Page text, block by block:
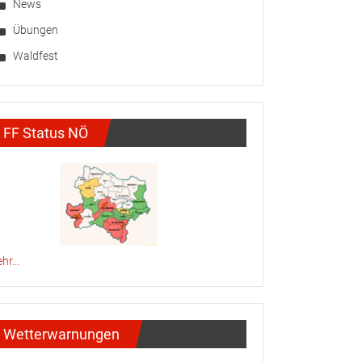
News
Übungen
Waldfest
FF Status NÖ
Wetterwarnungen